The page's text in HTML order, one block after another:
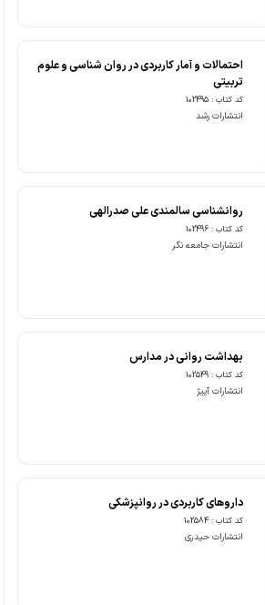
احتمالات و آمار کاربردی در روان شناسی و علوم
تربیتی
کد کتاب : 102495
انتشارات رشد
روانشناسی سالمندی علی صدرالهی
کد کتاب : 102496
انتشارات جامعه نگر
بهداشت روانی در مدارس
کد کتاب : 102549
انتشارات آییژ
داروهای کاربردی در روانپزشکی
کد کتاب : 102584
انتشارات حیدری